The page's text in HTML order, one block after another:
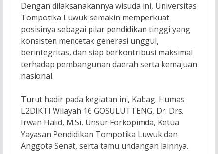
Dengan dilaksanakannya wisuda ini, Universitas
Tompotika Luwuk semakin memperkuat
posisinya sebagai pilar pendidikan tinggi yang
konsisten mencetak generasi unggul,
berintegritas, dan siap berkontribusi maksimal
terhadap pembangunan daerah serta kemajuan
nasional.
Turut hadir pada kegiatan ini, Kabag. Humas
L2DIKTI Wilayah 16 GOSULUTTENG, Dr. Drs.
Irwan Halid, M.Si, Unsur Forkopimda, Ketua
Yayasan Pendidikan Tompotika Luwuk dan
Anggota Senat, serta tamu undangan lainnya.